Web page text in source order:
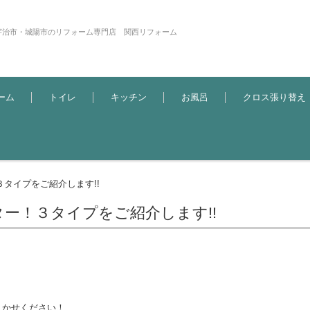
治市・城陽市のリフォーム専門店 関西リフォーム
ム
トイレ キッチン お風呂 クロス張り替え
タイプをご紹介します!!
！３タイプをご紹介します!!
せください！